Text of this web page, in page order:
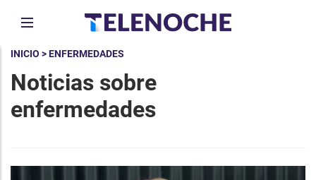
INICIO > ENFERMEDADES
Noticias sobre
enfermedades